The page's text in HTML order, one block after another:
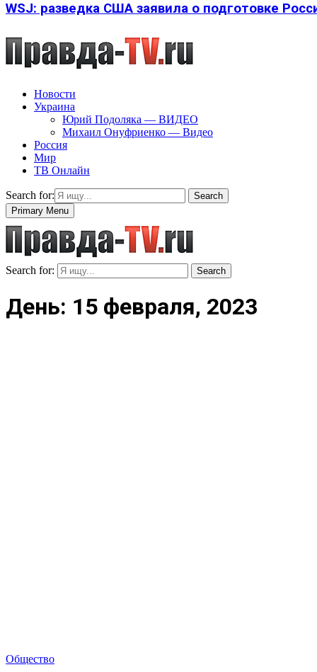
WSJ: разведка США заявила о подготовке
Новости
Украина
Юрий Подоляка — ВИДЕО
Михаил Онуфриенко — Видео
Россия
Мир
ТВ Онлайн
Search for:
Search
Primary Menu
Search for: Search
День: 15 февраля, 2023
Общество